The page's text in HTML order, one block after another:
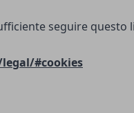
seguire questo
#cookies